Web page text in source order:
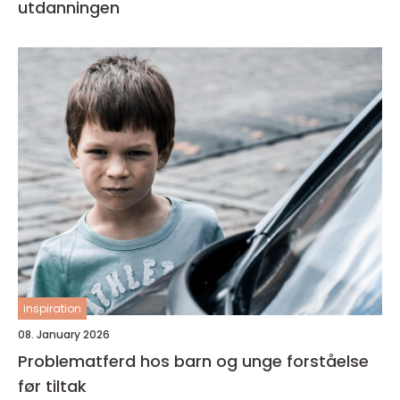
utdanningen
inspiration
08. January 2026
Problematferd hos barn og unge forståelse
før tiltak